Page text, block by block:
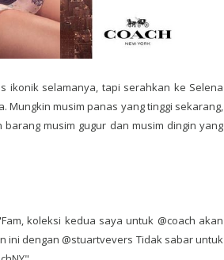
ikonik selamanya, tapi serahkan ke Selena
Mungkin musim panas yang tinggi sekarang,
musim gugur dan musim dingin yang
koleksi kedua saya untuk @coach akan
ini dengan @stuartvevers Tidak sabar untuk